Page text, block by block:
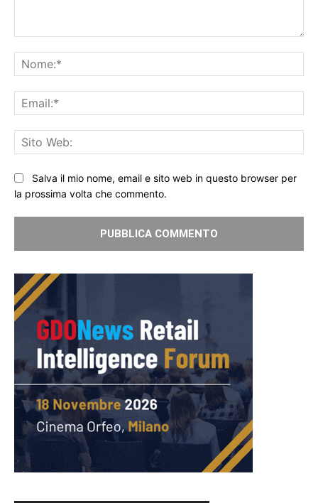
Salva il mio nome, email e sito web in questo browser per
la prossima volta che commento.